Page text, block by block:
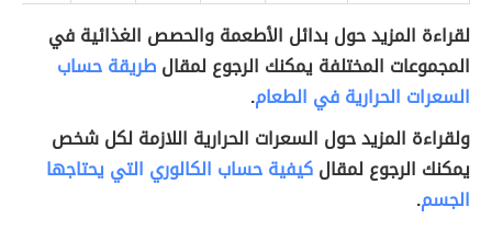
لقراءة المزيد حول بدائل الأطعمة والحصص الغذائية في
المجموعات المختلفة يمكنك الرجوع لمقالطريقة حساب
السعرات الحرارية في الطعام.
ولقراءة المزيد حول السعرات الحرارية اللازمة لكل شخص
يمكنك الرجوع لمقالكيفية حساب الكالوري التي يحتاجها
الجسم.